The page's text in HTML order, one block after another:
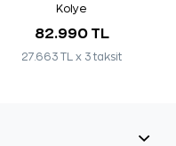
Kolye
82.990 TL
27.663 TL x 3 taksit